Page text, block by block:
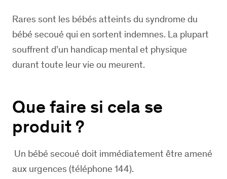
Rares sont les bébés atteints du syndrome du
bébé secoué qui en sortent indemnes. La plupart
souffrent d’un handicap mental et physique
durant toute leur vie ou meurent.
Que faire si cela se
produit ?
Un bébé secoué doit immédiatement être amené
aux urgences (téléphone 144).